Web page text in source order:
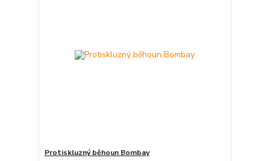
Protiskluzný běhoun Bombay